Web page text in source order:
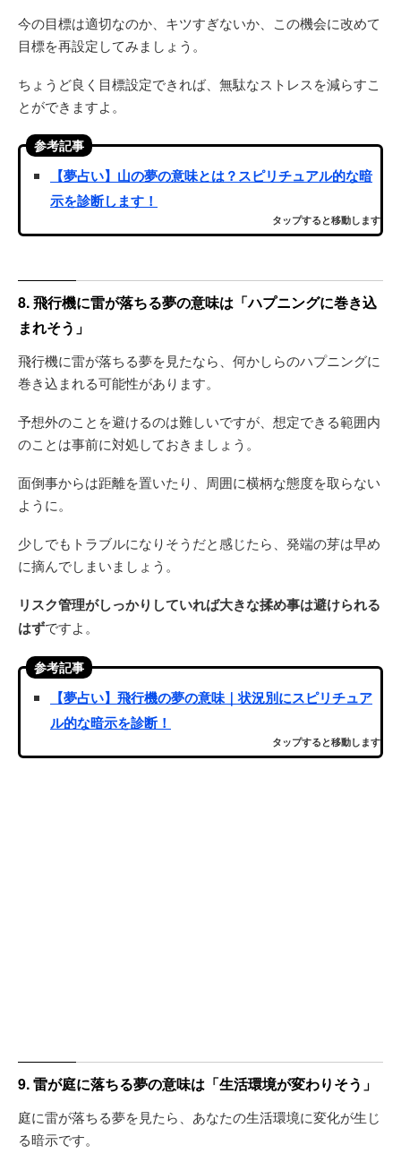
今の目標は適切なのか、キツすぎないか、この機会に改めて
目標を再設定してみましょう。
ちょうど良く目標設定できれば、無駄なストレスを減らすこ
とができますよ。
参考記事
【夢占い】山の夢の意味とは？スピリチュアル的な暗
示を診断します！
タップすると移動します
8. 飛行機に雷が落ちる夢の意味は「ハプニングに巻き込
まれそう」
飛行機に雷が落ちる夢を見たなら、何かしらのハプニングに
巻き込まれる可能性があります。
予想外のことを避けるのは難しいですが、想定できる範囲内
のことは事前に対処しておきましょう。
面倒事からは距離を置いたり、周囲に横柄な態度を取らない
ように。
少しでもトラブルになりそうだと感じたら、発端の芽は早め
に摘んでしまいましょう。
リスク管理がしっかりしていれば大きな揉め事は避けられる
はずですよ。
参考記事
【夢占い】飛行機の夢の意味｜状況別にスピリチュア
ル的な暗示を診断！
タップすると移動します
9. 雷が庭に落ちる夢の意味は「生活環境が変わりそう」
庭に雷が落ちる夢を見たら、あなたの生活環境に変化が生じ
る暗示です。